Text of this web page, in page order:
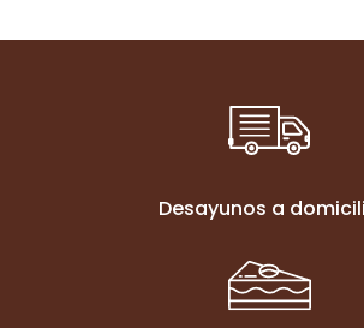
Desayunos a